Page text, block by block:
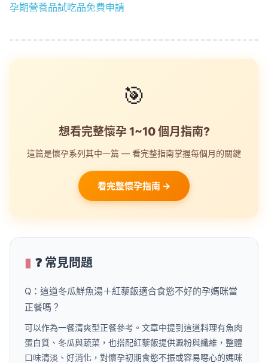
孕期營養品試吃品免費申請
🎯
想看完整懷孕 1~10 個月指南?
這篇是懷孕系列其中一篇 — 看完整指南掌握每個月的關鍵
看完整懷孕指南 →
❓ 常見問題
Q：這道冬瓜鮮魚湯＋紅藜飯適合食慾不好的孕媽咪當
正餐嗎？
可以作為一餐清爽型正餐參考。文章中提到這道料理有魚肉
蛋白質、冬瓜與蔬菜，也搭配紅藜飯提供澱粉與纖維，整體
口味清淡、好消化，對懷孕初期食慾不振或容易噁心的媽咪